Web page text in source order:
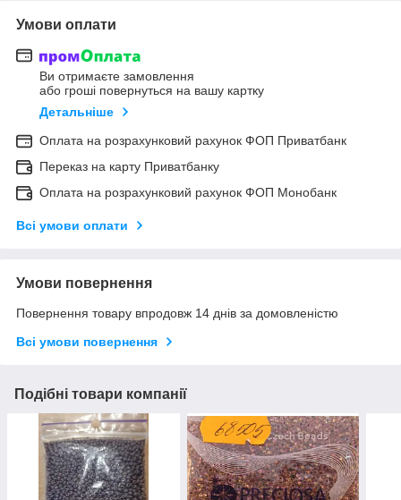
Умови оплати
Ви отримаєте замовлення
або гроші повернуться на вашу картку
Детальніше
Оплата на розрахунковий рахунок ФОП Приватбанк
Переказ на карту Приватбанку
Оплата на розрахунковий рахунок ФОП Монобанк
Всі умови оплати
Умови повернення
Повернення товару впродовж 14 днів за домовленістю
Всі умови повернення
Подібні товари компанії